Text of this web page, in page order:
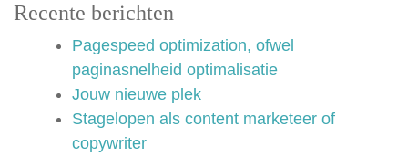
Recente berichten
Pagespeed optimization, ofwel
paginasnelheid optimalisatie
Jouw nieuwe plek
Stagelopen als content marketeer of
copywriter